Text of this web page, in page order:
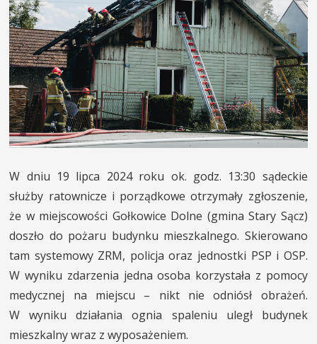
INNE SŁUŻBY
MIASTO I POWIAT
KONTAKT
W dniu 19 lipca 2024 roku ok. godz. 13:30 sądeckie
służby ratownicze i porządkowe otrzymały zgłoszenie,
że w miejscowości Gołkowice Dolne (gmina Stary Sącz)
doszło do pożaru budynku mieszkalnego. Skierowano
tam systemowy ZRM, policja oraz jednostki PSP i OSP.
W wyniku zdarzenia jedna osoba korzystała z pomocy
medycznej na miejscu – nikt nie odniósł obrażeń.
W wyniku działania ognia spaleniu uległ budynek
mieszkalny wraz z wyposażeniem.